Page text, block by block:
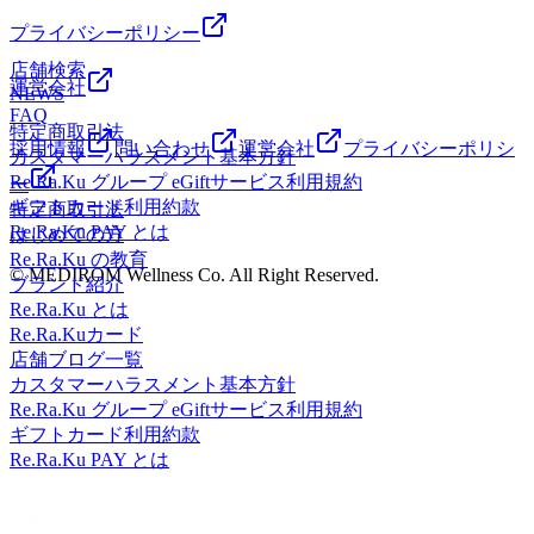
ジのように気持ちがいい肩甲骨ストレッチで、いつまでも健
康で疲れづらいお身体づくりをサポートいたします!スタッ
フ一同、手を温めてお待ちしております!ぜひこの機会にリ
ラクの肩甲骨ストレッチ&amp;ボディケアをお試しください
ませ!
い☆ご予約・お問い合わせはお電話でも承っておりますの
で、お気軽にどうぞ♪ご来店、心よりお待ちしております!マ
ッサージのように気持ちがいい肩甲骨ストレッチで、いつま
でも健康で疲れづらいお身体づくりをサポートいたします!
スタッフ一同、手を温めてお待ちしております!ぜひこの機
会にリラクの肩甲骨ストレッチ&amp;ボディケアをお試しく
ださいませ!LINEの友達登録はこちら！当店のインスタはこ
ちら！当店のクチコミはこちらから！
ーーーーーーーーーーー 当店では肩甲骨にポイントをおい
てお疲れの箇所中心に全身をほぐしてまいります。みなさま
が健康で快適な生活を送れるようサポートさせていただきま
すのでぜひお立ち寄りください☆ご予約・お問い合わせはお
電話でも承っておりますので、お気軽にどうぞ♪ご来店、心
よりお待ちしております!マッサージのように気持ちがいい
肩甲骨ストレッチで、いつまでも健康で疲れづらいお身体づ
くりをサポートいたします!スタッフ一同、手を温めてお待
ちしております!ぜひこの機会にリラクの肩甲骨ストレッチ
&amp;ボディケアをお試しくださいませ!LINEの友達登録は
こちら！当店のインスタはこちら！当店のクチコミはこちら
から！
プライバシーポリシー
運営会社
特定商取引法
カスタマーハラスメント基本方針
Re.Ra.Ku グループ eGiftサービス利用規約
ギフトカード利用約款
Re.Ra.Ku PAY とは
© MEDIROM Wellness Co. All Right Reserved.
店舗検索
NEWS
FAQ
採用情報
問い合わせ 運営会社
プライバシーポリシ
ー
特定商取引法
はじめての方
Re.Ra.Ku の教育
ブランド紹介
Re.Ra.Ku とは
Re.Ra.Kuカード
店舗ブログ一覧
カスタマーハラスメント基本方針
Re.Ra.Ku グループ eGiftサービス利用規約
ギフトカード利用約款
Re.Ra.Ku PAY とは